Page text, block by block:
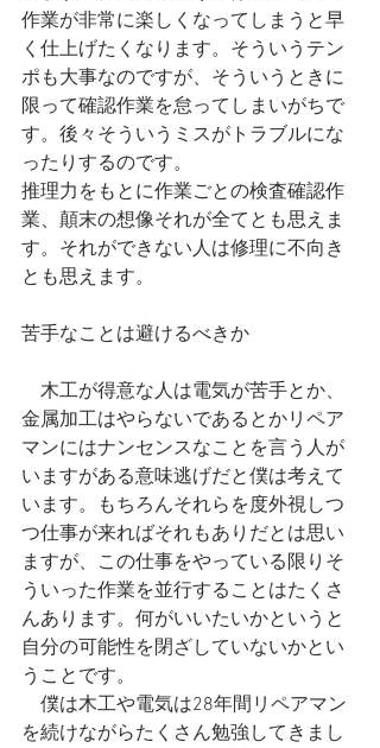
作業が非常に楽しくなってしまうと早
く仕上げたくなります。そういうテン
ポも大事なのですが、そういうときに
限って確認作業を怠ってしまいがちで
す。後々そういうミスがトラブルにな
ったりするのです。
推理力をもとに作業ごとの検査確認作
業、顛末の想像それが全てとも思えま
す。それができない人は修理に不向き
とも思えます。
苦手なことは避けるべきか
木工が得意な人は電気が苦手とか、
金属加工はやらないであるとかリペア
マンにはナンセンスなことを言う人が
いますがある意味逃げだと僕は考えて
います。もちろんそれらを度外視しつ
つ仕事が来ればそれもありだとは思い
ますが、この仕事をやっている限りそ
ういった作業を並行することはたくさ
んあります。何がいいたいかというと
自分の可能性を閉ざしていないかとい
うことです。
僕は木工や電気は28年間リペアマン
を続けながらたくさん勉強してきまし